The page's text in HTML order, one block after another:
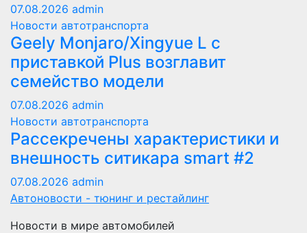
07.08.2026 admin
Новости автотранспорта
Geely Monjaro/Xingyue L с
приставкой Plus возглавит
семейство модели
07.08.2026 admin
Новости автотранспорта
Рассекречены характеристики и
внешность ситикара smart #2
07.08.2026 admin
Автоновости - тюнинг и рестайлинг
Новости в мире автомобилей